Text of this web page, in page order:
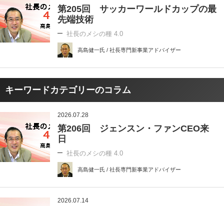
第205回 サッカーワールドカップの最
先端技術
社長のメシの種 4.0
高島健一氏 / 社長専門新事業アドバイザー
キーワードカテゴリーのコラム
2026.07.28
第206回 ジェンスン・ファンCEO来
日
社長のメシの種 4.0
高島健一氏 / 社長専門新事業アドバイザー
2026.07.14